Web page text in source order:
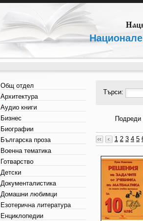
Общ отдел
Архитектура
Аудио книги
Бизнес
Биографии
Българска проза
Военна тематика
Готварство
Детски
Документалистика
Домашни любимци
Езотерична литература
Енциклопедии
Търси:
Подреди
1 2 3 4 5